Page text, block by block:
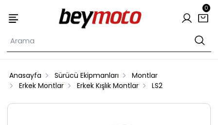
0
Anasayfa Sürücü Ekipmanları
Montlar
Erkek Montlar
Erkek Kışlık Montlar LS2